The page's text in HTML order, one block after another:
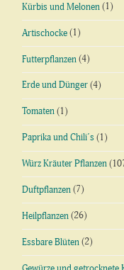
Kürbis und Melonen (1)
Artischocke (1)
Futterpflanzen (4)
Erde und Dünger (4)
Tomaten (1)
Paprika und Chili´s (1)
Würz Kräuter Pflanzen
Duftpflanzen (7)
Heilpflanzen (26)
Essbare Blüten (2)